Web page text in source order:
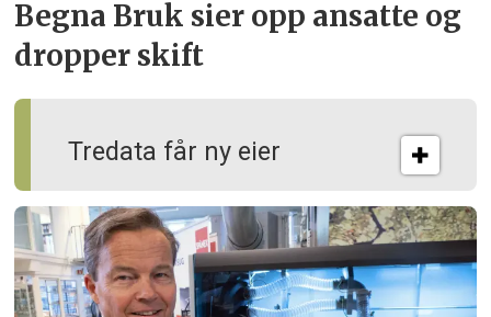
Tredata får ny eier
Begna Bruk sier opp ansatte og
dropper skift